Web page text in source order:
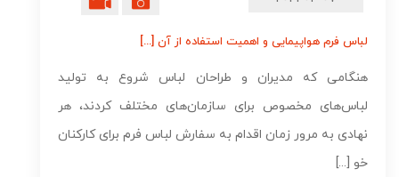
لباس فرم هواپیمایی و اهمیت استفاده از آن [...]
هنگامی که مدیران و طراحان لباس شروع به تولید
لباس‌های مخصوص برای سازمان‌های مختلف کردند، هر
نهادی به مرور زمان اقدام به سفارش لباس فرم برای کارکنان
خو [...]